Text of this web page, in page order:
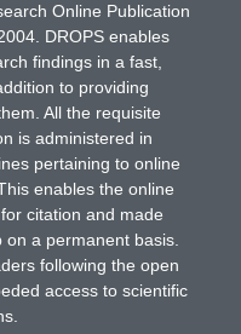
Online Publication
DROPS enables
findings in a fast,
to providing
All the requisite
is administered in
pertaining to online
enables the online
citation and made
on a permanent basis.
following the open
access to scientific